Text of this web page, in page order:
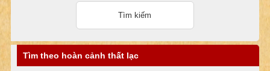
Tìm theo hoàn cảnh thất lạc